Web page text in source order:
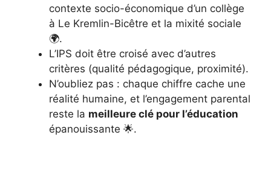
contexte socio-économique d’un collège
à Le Kremlin-Bicêtre et la mixité sociale
🌍.
L’IPS doit être croisé avec d’autres
critères (qualité pédagogique, proximité).
N’oubliez pas : chaque chiffre cache une
réalité humaine, et l’engagement parental
reste la meilleure clé pour l’éducation
épanouissante 🌟.